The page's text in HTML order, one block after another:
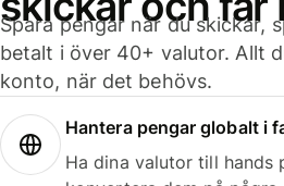
Spara pengar när du skickar,
betalt i över 40+ valutor. Allt
konto, när det behövs.
Hantera pengar globalt i
Ha dina valutor till hands